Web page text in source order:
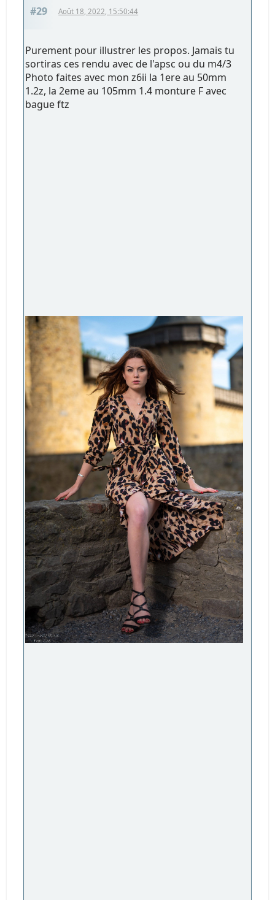
#29 Août 18, 2022, 15:50:44
Purement pour illustrer les propos. Jamais tu
sortiras ces rendu avec de l'apsc ou du m4/3
Photo faites avec mon z6ii la 1ere au 50mm
1.2z, la 2eme au 105mm 1.4 monture F avec
bague ftz